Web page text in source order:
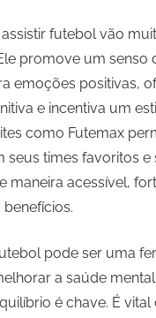
futebol vão
promove um senso
emoções positivas,
e incentiva um
como Futemax
seus times favoritos e
maneira acessível,
benefícios.
pode ser uma
a saúde
é chave. É